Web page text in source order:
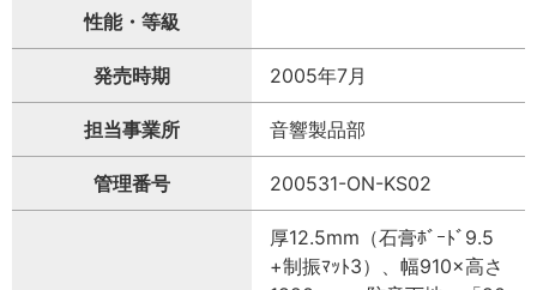
性能・等級
発売時期 2005年7月
担当事業所 音響製品部
管理番号 200531-ON-KS02
厚12.5mm（石膏ﾎﾞｰﾄﾞ9.5
+制振ﾏｯﾄ3）、幅910×高さ